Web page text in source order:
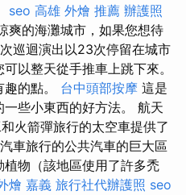
seo 高雄 外燴 推薦 辦護照
爽的海灘城市，如果您想待
巡迴演出以23次停留在城市
可以整天從手推車上跳下來。
的點。 台中頭部按摩 這是
些小東西的好方法。 航天
火箭彈旅行的太空車提供了
車旅行的公共汽車的巨大區
物（該地區使用了許多禿
燴 嘉義 旅行社代辦護照 seo